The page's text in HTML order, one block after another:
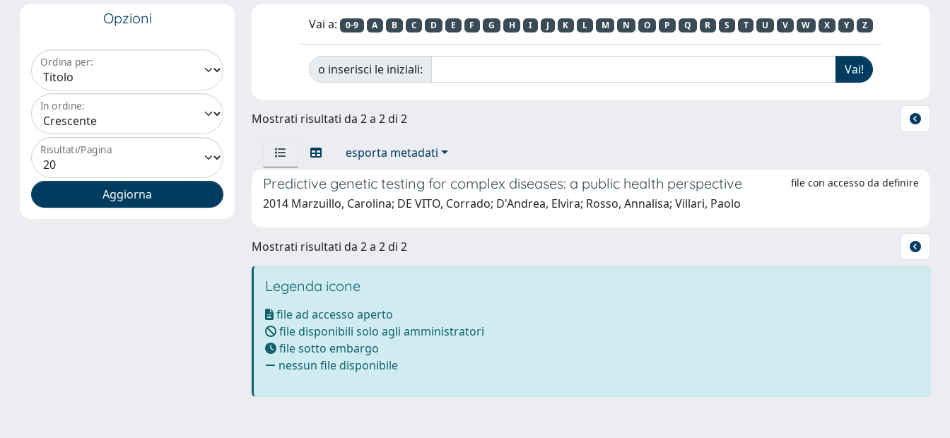
Opzioni
Ordina per:
In ordine:
Risultati/Pagina
Vai a: 0-9 A B C D E F G H I J K L M N O P Q R S T U V W X Y Z
o inserisci le iniziali:
Mostrati risultati da 2 a 2 di 2
esporta metadati
Predictive genetic testing for complex diseases: a public health perspective file con accesso da definire
2014 Marzuillo, Carolina; DE VITO, Corrado; D'Andrea, Elvira; Rosso, Annalisa; Villari, Paolo
Mostrati risultati da 2 a 2 di 2
Legenda icone
file ad accesso aperto
file disponibili solo agli amministratori
file sotto embargo
nessun file disponibile